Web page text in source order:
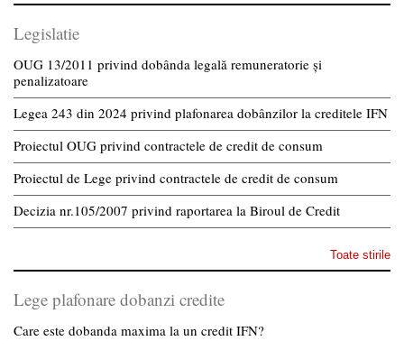
Legislatie
OUG 13/2011 privind dobânda legală remuneratorie și
penalizatoare
Legea 243 din 2024 privind plafonarea dobânzilor la creditele IFN
Proiectul OUG privind contractele de credit de consum
Proiectul de Lege privind contractele de credit de consum
Decizia nr.105/2007 privind raportarea la Biroul de Credit
Toate stirile
Lege plafonare dobanzi credite
Care este dobanda maxima la un credit IFN?